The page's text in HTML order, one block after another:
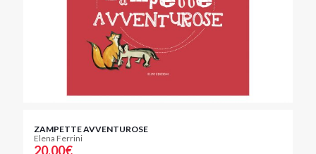
ZAMPETTE AVVENTUROSE
Elena Ferrini
20,00€